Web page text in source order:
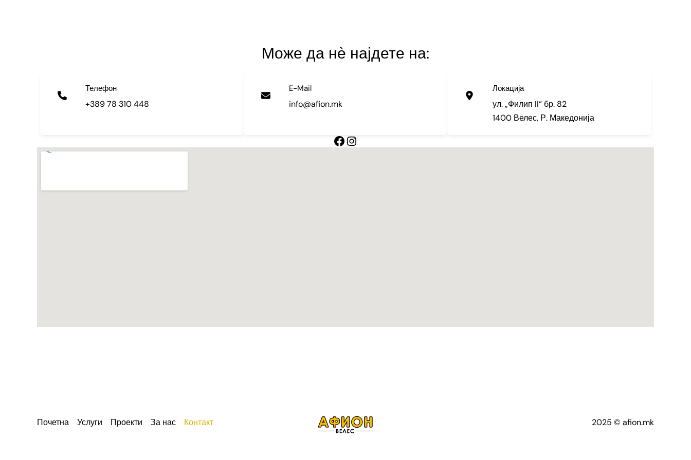
Може да нѐ најдете на:
Телефон
+389 78 310 448
E-Mail
info@afion.mk
Локација
ул. „Филип II“ бр. 82
1400 Велес, Р. Македонија
https://facebook.com/dgafion
Instagram
Почетна Услуги Проекти За нас Контакт 2025 © afion.mk